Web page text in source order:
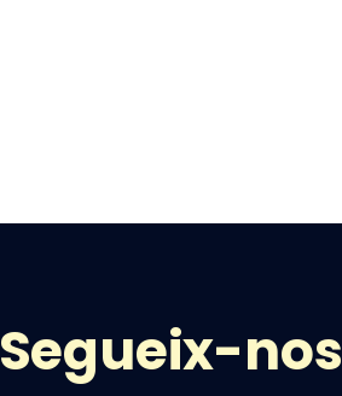
Segueix-nos